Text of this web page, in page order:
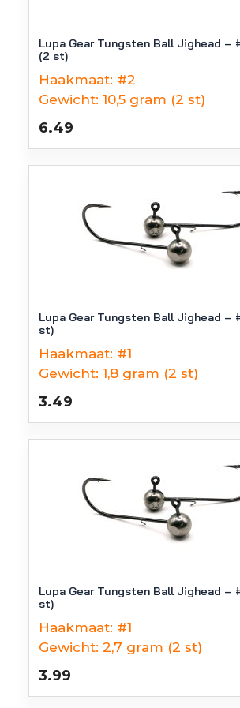
Lupa Gear Tungsten Ball Jighead –
(2 st)
Haakmaat: #2
Gewicht: 10,5 gram (2 st)
6.49
Lupa Gear Tungsten Ball Jighead –
st)
Haakmaat: #1
Gewicht: 1,8 gram (2 st)
3.49
Lupa Gear Tungsten Ball Jighead –
st)
Haakmaat: #1
Gewicht: 2,7 gram (2 st)
3.99